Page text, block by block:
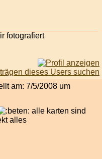
fotografiert
am: 7/5/2008 um
alle karten sind
alles